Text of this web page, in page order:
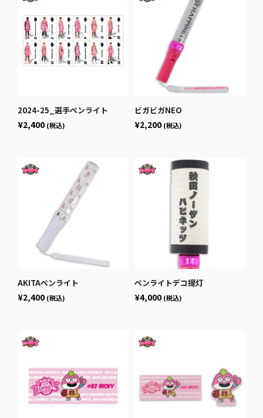
2024-25_選手ペンライト
¥2,400 (税込)
ビガビガNEO
¥2,200 (税込)
AKITAペンライト
¥2,400 (税込)
ペンライトデコ提灯
¥4,000 (税込)